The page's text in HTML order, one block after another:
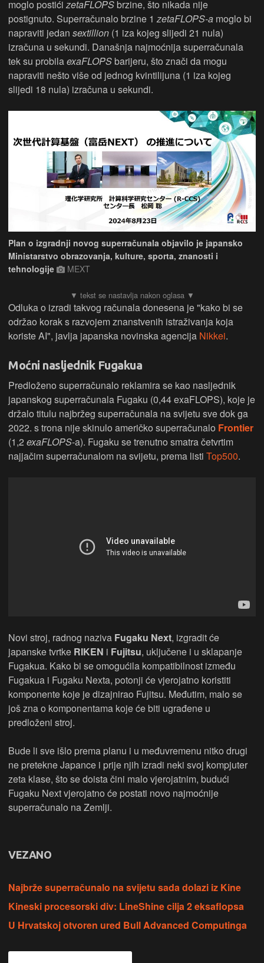
moglo postićizetaFLOPS brzine, što nikada nije
postignuto. Superračunalo brzine 1zetaFLOPS-a moglo bi
napraviti jedan sextillion (1 iza kojeg slijedi 21 nula)
izračuna u sekundi. Današnja najmoćnija superračunala
tek su probilaexaFLOPS barijeru, što znači da mogu
napraviti nešto više od jednog kvintilijuna (1 iza kojeg
slijedi 18 nula) izračuna u sekundi.
Plan o izgradnji novog superračunala objavilo je japansko
Ministarstvo obrazovanja, kulture, sporta, znanosti i
tehnologije
MEXT
Odluka o izradi takvog računala donesena je "kako bi se
održao korak s razvojem znanstvenih istraživanja koja
koriste AI", javlja japanska novinska agencija Nikkei.
Moćni nasljednik Fugakua
Predloženo superračunalo reklamira se kao nasljednik
japanskog superračunala Fugaku (0,44 exaFLOPS), koje je
držalo titulu najbržeg superračunala na svijetu sve dok ga
2022. s trona nije skinulo američko superračunalo Frontier
(1,2 exaFLOPS-a). Fugaku se trenutno smatra četvrtim
najjačim superračunalom na svijetu, prema listi Top500.
Novi stroj, radnog naziva Fugaku Next, izgradit će
japanske tvrtke RIKEN i Fujitsu, uključene i u sklapanje
Fugakua. Kako bi se omogućila kompatibilnost između
Fugakua i Fugaku Nexta, potonji će vjerojatno koristiti
komponente koje je dizajnirao Fujitsu. Međutim, malo se
još zna o komponentama koje će biti ugrađene u
predloženi stroj.
Bude li sve išlo prema planu i u međuvremenu nitko drugi
ne pretekne Japance i prije njih izradi neki svoj kompjuter
zeta klase, što se doista čini malo vjerojatnim, budući
Fugaku Next vjerojatno će postati novo najmoćnije
superračunalo na Zemlji.
VEZANO
Najbrže superračunalo na svijetu sada dolazi iz Kine
Kineski procesorski div: LineShine cilja 2 eksaflopsa
U Hrvatskoj otvoren ured Bull Advanced Computinga